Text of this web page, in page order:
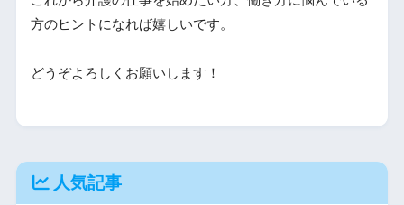
方のヒントになれば嬉しいです。
どうぞよろしくお願いします！
人気記事